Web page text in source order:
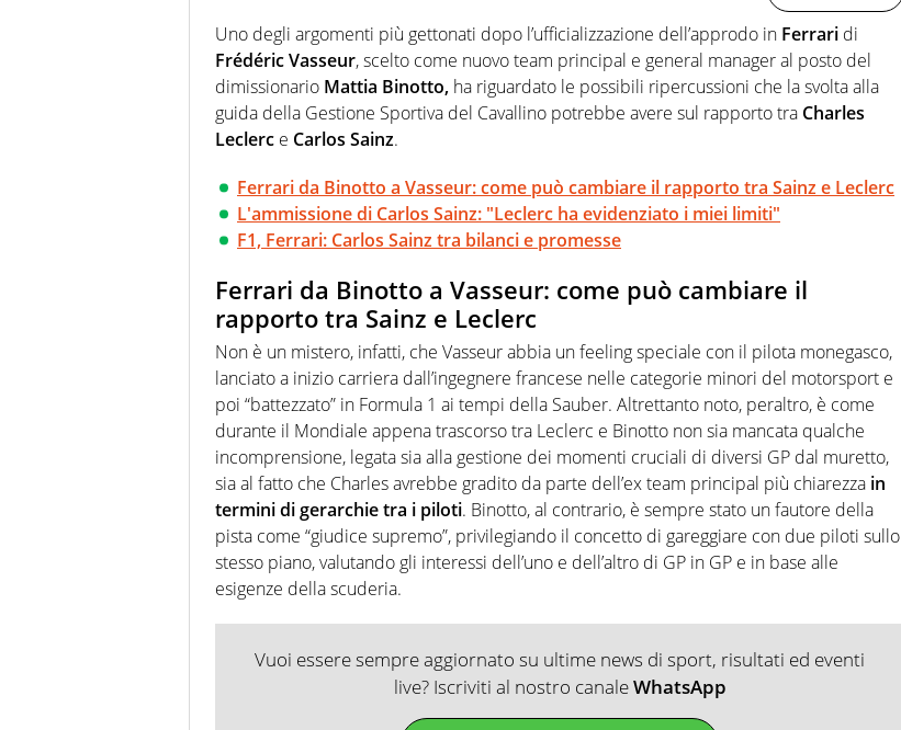
Uno degli argomenti più gettonati dopo l’ufficializzazione dell’approdo in Ferrari di
Frédéric Vasseur, scelto come nuovo team principal e general manager al posto del
dimissionario Mattia Binotto, ha riguardato le possibili ripercussioni che la svolta alla
guida della Gestione Sportiva del Cavallino potrebbe avere sul rapporto tra Charles
Leclerc e Carlos Sainz.
Ferrari da Binotto a Vasseur: come può cambiare il rapporto tra Sainz e Leclerc
L'ammissione di Carlos Sainz: "Leclerc ha evidenziato i miei limiti"
F1, Ferrari: Carlos Sainz tra bilanci e promesse
Ferrari da Binotto a Vasseur: come può cambiare il
rapporto tra Sainz e Leclerc
Non è un mistero, infatti, che Vasseur abbia un feeling speciale con il pilota monegasco,
lanciato a inizio carriera dall’ingegnere francese nelle categorie minori del motorsport e
poi “battezzato” in Formula 1 ai tempi della Sauber. Altrettanto noto, peraltro, è come
durante il Mondiale appena trascorso tra Leclerc e Binotto non sia mancata qualche
incomprensione, legata sia alla gestione dei momenti cruciali di diversi GP dal muretto,
sia al fatto che Charles avrebbe gradito da parte dell’ex team principal più chiarezza in
termini di gerarchie tra i piloti. Binotto, al contrario, è sempre stato un fautore della
pista come “giudice supremo”, privilegiando il concetto di gareggiare con due piloti sullo
stesso piano, valutando gli interessi dell’uno e dell’altro di GP in GP e in base alle
esigenze della scuderia.
Vuoi essere sempre aggiornato su ultime news di sport, risultati ed eventi
live? Iscriviti al nostro canaleWhatsApp